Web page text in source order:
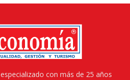
con más de 25 años